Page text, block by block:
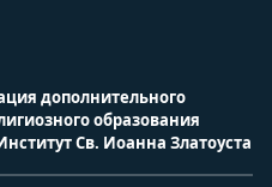
дополнительного
образования
Св. Иоанна Златоуста